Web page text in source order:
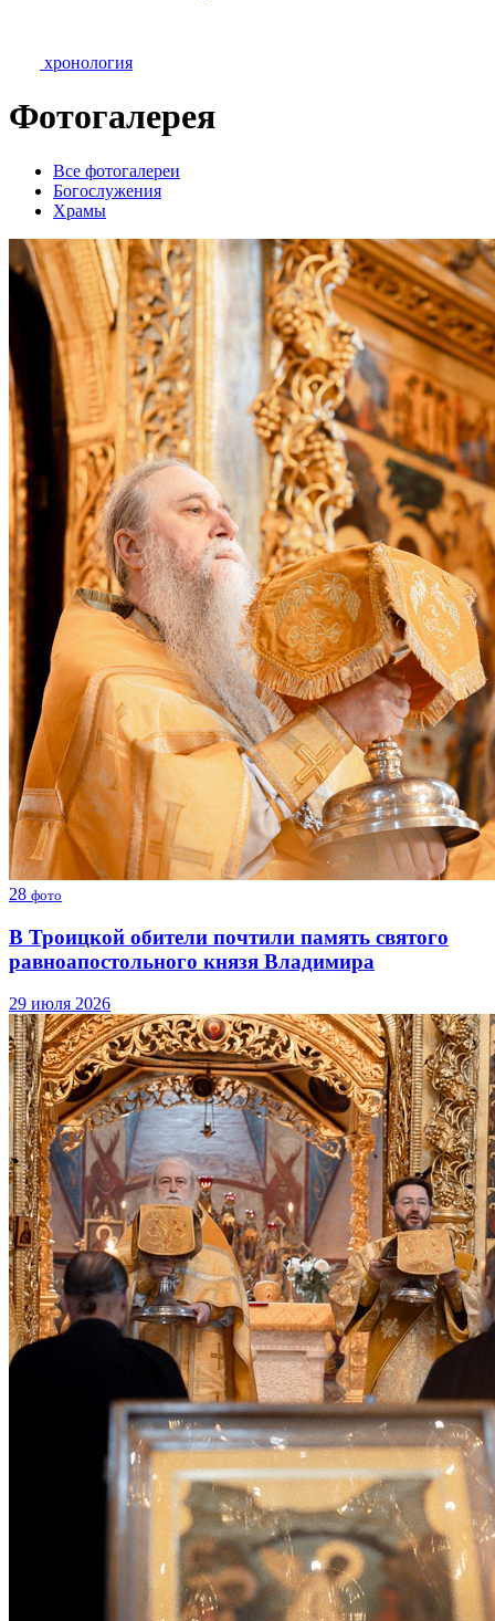
хронология
Фотогалерея
Все фотогалереи
Богослужения
Храмы
28 фото
В Троицкой обители почтили память святого
равноапостольного князя Владимира
29 июля 2026